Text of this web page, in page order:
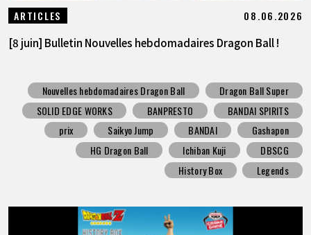
ARTICLES 08.06.2026
[8 juin] Bulletin Nouvelles hebdomadaires Dragon Ball !
Nouvelles hebdomadaires Dragon Ball
Dragon Ball Super
SOLID EDGE WORKS
BANPRESTO
BANDAI SPIRITS
prix
Saikyo Jump BANDAI
Gashapon
HG Dragon Ball
Ichiban Kuji
DBSCG
History Box
Legends